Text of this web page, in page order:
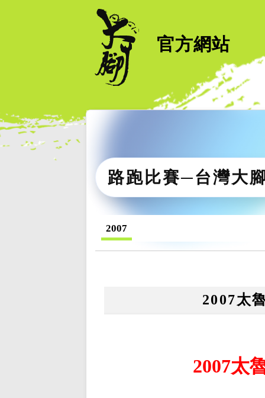
官方網站
路跑比賽─台灣大
2007
2007太
2007太